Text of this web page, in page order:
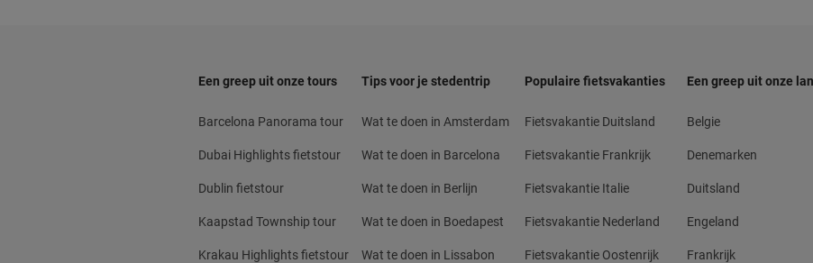
Een greep uit onze tours
Barcelona Panorama tour
Dubai Highlights fietstour
Dublin fietstour
Kaapstad Township tour
Krakau Highlights fietstour
Tips voor je stedentrip
Wat te doen in Amsterdam
Wat te doen in Barcelona
Wat te doen in Berlijn
Wat te doen in Boedapest
Wat te doen in Lissabon
Populaire fietsvakanties
Fietsvakantie Duitsland
Fietsvakantie Frankrijk
Fietsvakantie Italie
Fietsvakantie Nederland
Fietsvakantie Oostenrijk
Een greep uit onze
Belgie
Denemarken
Duitsland
Engeland
Frankrijk